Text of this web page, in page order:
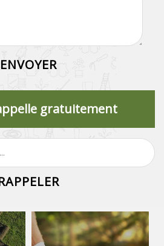
gratuitement